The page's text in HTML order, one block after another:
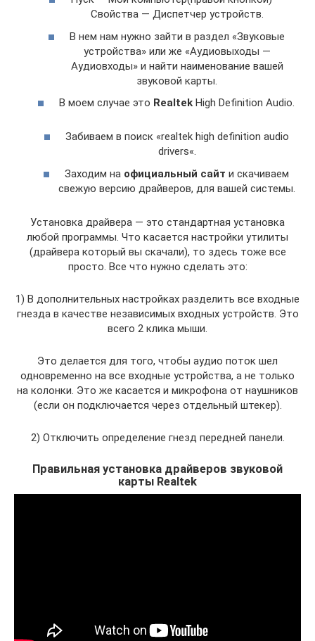
Свойства — Диспетчер устройств.
В нем нам нужно зайти в раздел «Звуковые
устройства» или же «Аудиовыходы —
Аудиовходы» и найти наименование вашей
звуковой карты.
В моем случае это Realtek High Definition Audio.
Забиваем в поиск «realtek high definition audio
drivers«.
Заходим на официальный сайт и скачиваем
свежую версию драйверов, для вашей системы.
Установка драйвера — это стандартная установка
любой программы. Что касается настройки утилиты
(драйвера который вы скачали), то здесь тоже все
просто. Все что нужно сделать это:
1) В дополнительных настройках разделить все входные
гнезда в качестве независимых входных устройств. Это
всего 2 клика мыши.
Это делается для того, чтобы аудио поток шел
одновременно на все входные устройства, а не только
на колонки. Это же касается и микрофона от наушников
(если он подключается через отдельный штекер).
2) Отключить определение гнезд передней панели.
Правильная установка драйверов звуковой
карты Realtek